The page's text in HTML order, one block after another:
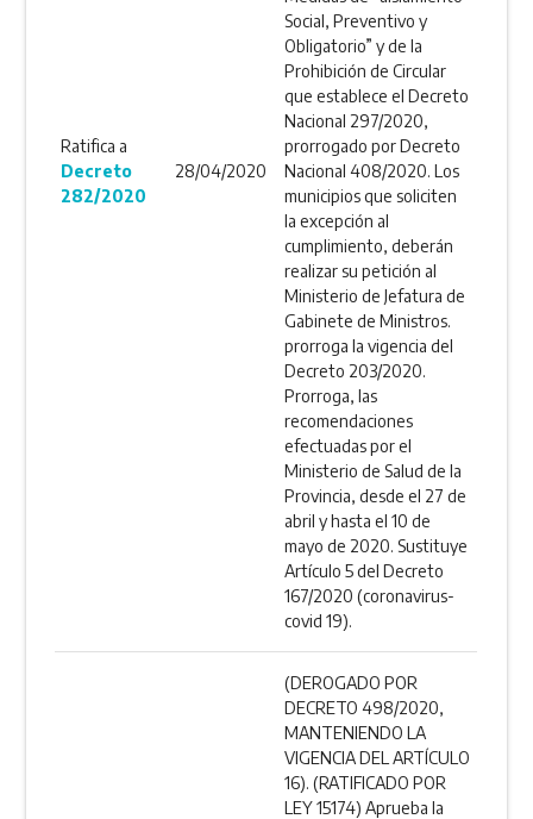
Ratifica a
Decreto
282/2020
28/04/2020
Social, Preventivo y
Obligatorio” y de la
Prohibición de Circular
que establece el Decreto
Nacional 297/2020,
prorrogado por Decreto
Nacional 408/2020. Los
municipios que soliciten
la excepción al
cumplimiento, deberán
realizar su petición al
Ministerio de Jefatura de
Gabinete de Ministros.
prorroga la vigencia del
Decreto 203/2020.
Prorroga, las
recomendaciones
efectuadas por el
Ministerio de Salud de la
Provincia, desde el 27 de
abril y hasta el 10 de
mayo de 2020. Sustituye
Artículo 5 del Decreto
167/2020 (coronavirus-
covid 19).
(DEROGADO POR
DECRETO 498/2020,
MANTENIENDO LA
VIGENCIA DEL ARTÍCULO
16). (RATIFICADO POR
LEY 15174) Aprueba la